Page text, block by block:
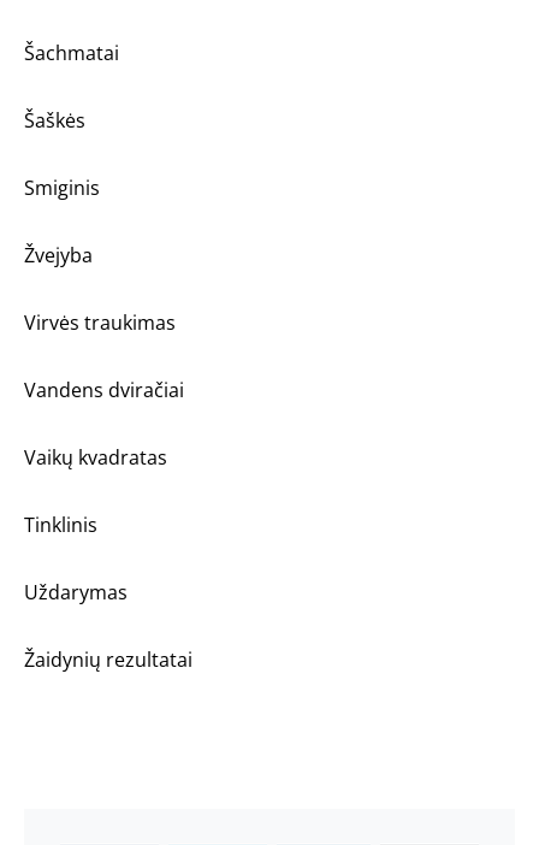
Šachmatai
Šaškės
Smiginis
Žvejyba
Virvės traukimas
Vandens dviračiai
Vaikų kvadratas
Tinklinis
Uždarymas
Žaidynių rezultatai